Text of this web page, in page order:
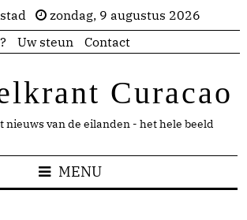
zondag, 9 augustus 2026
Uw steun Contact
Curacao
nieuws van de eilanden - het hele beeld
MENU